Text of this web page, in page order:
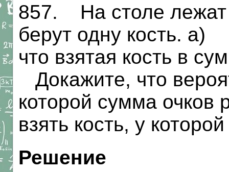
857. На столе лежат
берут одну кость. а)
что взятая кость в
Докажите, что
которой сумма очков
взять кость, у
Решение